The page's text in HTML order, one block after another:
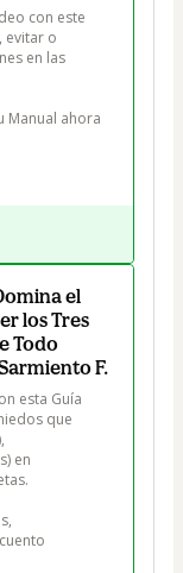
con este
evitar o
en las
Manual ahora
el
los Tres
Todo
F.
esta Guía
que
en